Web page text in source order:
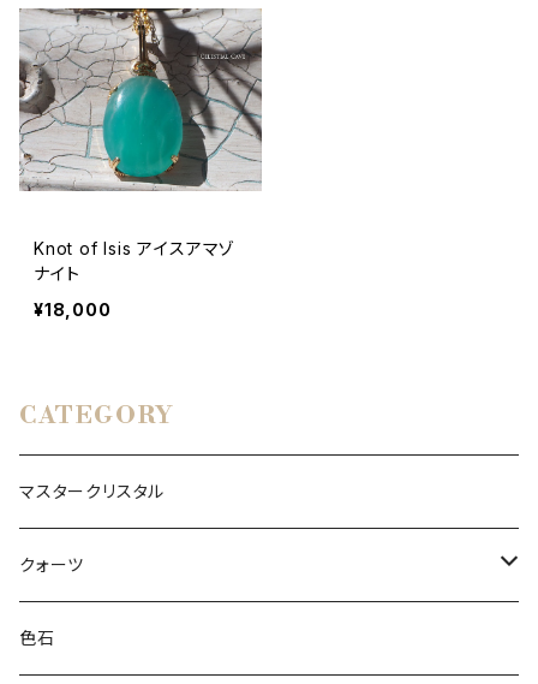
Knot of Isis アイスアマゾ
ナイト
¥18,000
CATEGORY
マスタークリスタル
クォーツ
モンドクォーツ
色石